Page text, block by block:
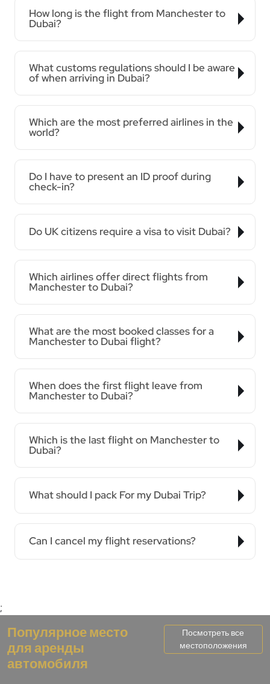
How long is the flight from Manchester to
Dubai?
What customs regulations should I be aware
of when arriving in Dubai?
Which are the most preferred airlines in the
world?
Do I have to present an ID proof during
check-in?
Do UK citizens require a visa to visit Dubai?
Which airlines offer direct flights from
Manchester to Dubai?
What are the most booked classes for a
Manchester to Dubai flight?
When does the first flight leave from
Manchester to Dubai?
Which is the last flight on Manchester to
Dubai?
What should I pack For my Dubai Trip?
Can I cancel my flight reservations?
;
Популярное место
для аренды
автомобиля
Посмотреть все
местоположения